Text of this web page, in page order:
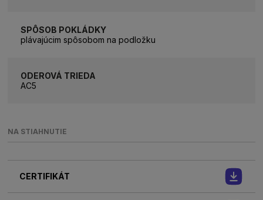
SPÔSOB POKLÁDKY
plávajúcim spôsobom na podložku
ODEROVÁ TRIEDA
AC5
NA STIAHNUTIE
CERTIFIKÁT